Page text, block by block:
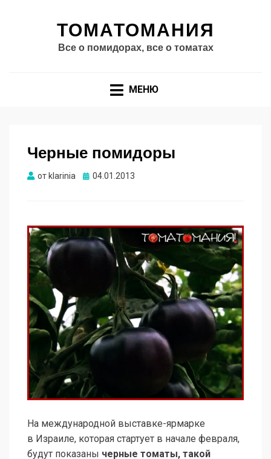
ТОМАТОМАНИЯ
Все о помидорах, все о томатах
МЕНЮ
Черные помидоры
от klarinia Опубликовано
04.01.2013
На международной выставке-ярмарке
в Израиле, которая стартует в начале февраля,
будут показаны черные томаты, такой